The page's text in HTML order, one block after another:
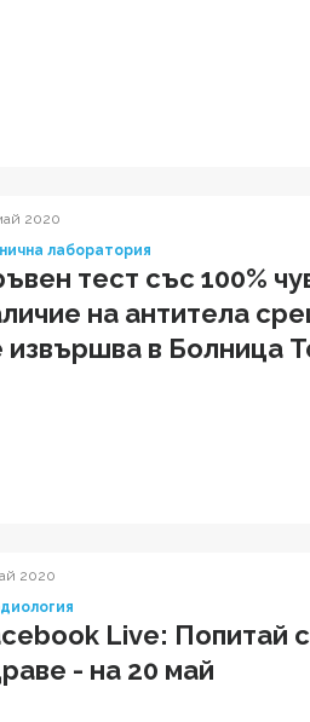
2020
лаборатория
тест със 100%
на антитела
извършва в Болница
2020
Live: Попитай
- на 20 май